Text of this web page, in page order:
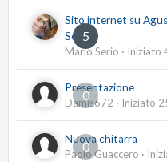
5
Sito internet su
Serio
Mario Serio · Iniziato
0
Presentazione
Damis672 · Iniziato
0
Nuova chitarra
Paolo Guaccero ·